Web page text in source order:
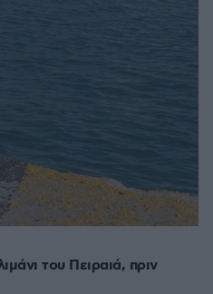
του Πειραιά, πριν